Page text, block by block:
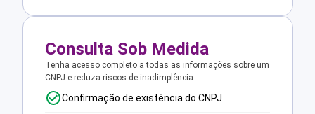
Consulta Sob Medida
Tenha acesso completo a todas as informações sobre um
CNPJ e reduza riscos de inadimplência.
Confirmação de existência do CNPJ